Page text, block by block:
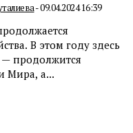
-09.04.2024 16:39
В этом году здесь
— продолжится
Мира, а...